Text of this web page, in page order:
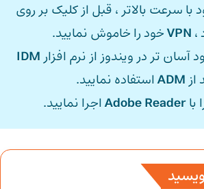
با سرعت بالاتر ، قبل از کلیک بر روی
، VPNخود را خاموش نمایید.
آسان تر در ویندوز از نرم افزار IDM
از ADMاستفاده نمایید.
باAdobe Readerاجرا نمایید.